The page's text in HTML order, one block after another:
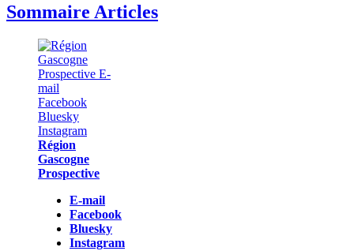
Sommaire Articles
Région
Gascogne
Prospective
E-mail
Facebook
Bluesky
Instagram